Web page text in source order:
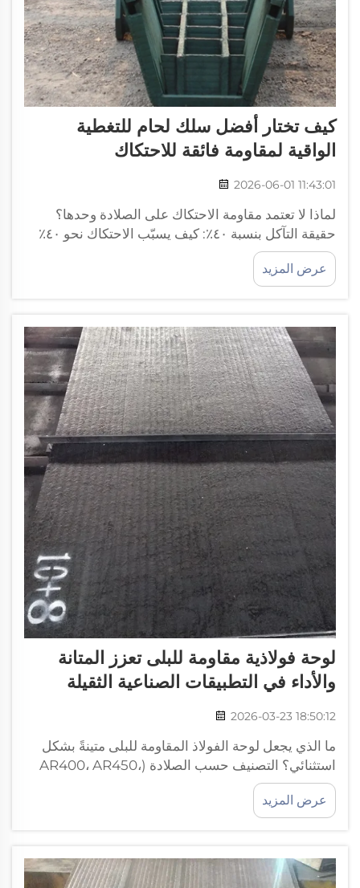
كيف تختار أفضل سلك لحام للتغطية
الواقية لمقاومة فائقة للاحتكاك
2026-06-01 11:43:01
لماذا لا تعتمد مقاومة الاحتكاك على الصلادة وحدها؟
حقيقة التآكل بنسبة ٤٠٪: كيف يسبّب الاحتكاك نحو ٤٠٪
من حالات الفشل المبكر للمكونات في الصناعات الثقيلة،
بالأداء الفعلي في الموقع؟ يُسبّب التآكل الناتج عن
المبكر للمكونات في الصناعات الثقيلة...
عرض المزيد
لوحة فولاذية مقاومة للبلى تعزز المتانة
والأداء في التطبيقات الصناعية الثقيلة
2026-03-23 18:50:12
ما الذي يجعل لوحة الفولاذ المقاومة للبلى متينةً بشكل
استثنائي؟ التصنيف حسب الصلادة (AR400، AR450،
AR500) والأسس المجهرية لمقاومة البلى. تكتسب
لوحات الفولاذ المقاومة للبلى متانتها المذهلة من عمليات
التبريد المُحكَمة والمعالجة الحرارية...
عرض المزيد